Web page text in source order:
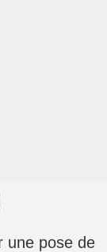
une pose de